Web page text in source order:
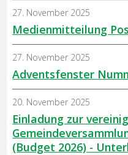
Medienmitteilung
27. November 2025
Adventsfenster
27. November 2025
Einladung zur
(Budget 2026) -
20. November 2025